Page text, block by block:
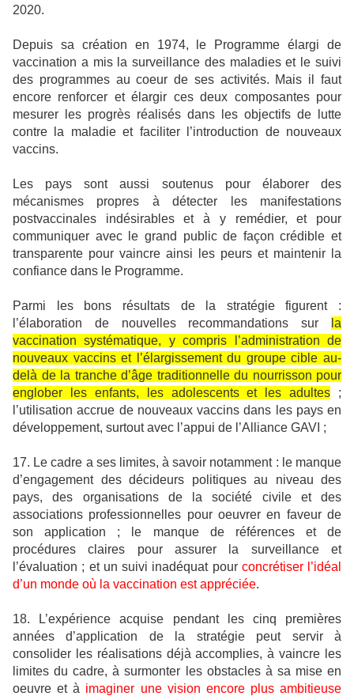
2020.
Depuis sa création en 1974, le Programme élargi de
vaccination a mis la surveillance des maladies et le suivi
des programmes au coeur de ses activités. Mais il faut
encore renforcer et élargir ces deux composantes pour
mesurer les progrès réalisés dans les objectifs de lutte
contre la maladie et faciliter l’introduction de nouveaux
vaccins.
Les pays sont aussi soutenus pour élaborer des
mécanismes propres à détecter les manifestations
postvaccinales indésirables et à y remédier, et pour
communiquer avec le grand public de façon crédible et
transparente pour vaincre ainsi les peurs et maintenir la
confiance dans le Programme.
Parmi les bons résultats de la stratégie figurent :
l’élaboration de nouvelles recommandations sur
la
vaccination systématique, y compris l’administration de
nouveaux vaccins et l’élargissement du groupe cible au-
delà de la tranche d’âge traditionnelle du nourrisson pour
englober les enfants, les adolescents et les adultes ;
l’utilisation accrue de nouveaux vaccins dans les pays en
développement, surtout avec l’appui de l’Alliance GAVI ;
17. Le cadre a ses limites, à savoir notamment : le manque
d’engagement des décideurs politiques au niveau des
pays, des organisations de la société civile et des
associations professionnelles pour oeuvrer en faveur de
son application ; le manque de références et de
procédures claires pour assurer la surveillance et
l’évaluation ; et un suivi inadéquat pour concrétiser l’idéal
d’un monde où la vaccination est appréciée.
18. L’expérience acquise pendant les cinq premières
années d’application de la stratégie peut servir à
consolider les réalisations déjà accomplies, à vaincre les
limites du cadre, à surmonter les obstacles à sa mise en
oeuvre et à imaginer une vision encore plus ambitieuse